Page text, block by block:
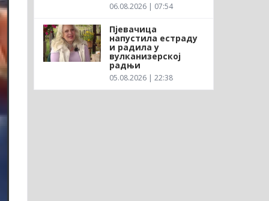
06.08.2026 | 07:54
Пјевачица
напустила естраду
и радила у
вулканизерској
радњи
05.08.2026 | 22:38